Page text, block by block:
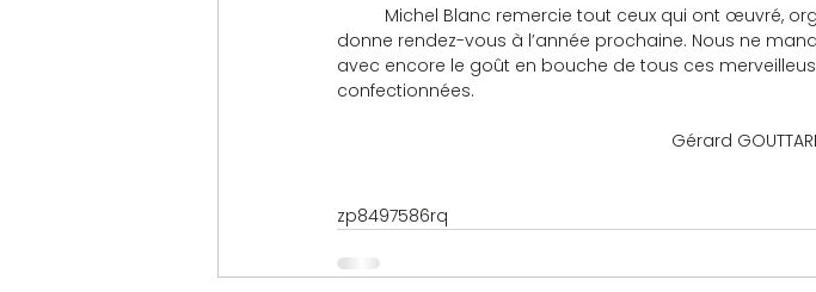
donne rendez-vous à l’année prochaine. Nous ne
avec encore le goût en bouche de tous ces
confectionnées.
Gérard
zp8497586rq